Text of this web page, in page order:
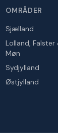
OMRÅDER
Sjælland
Lolland, Falster
Møn
Sydjylland
Østjylland